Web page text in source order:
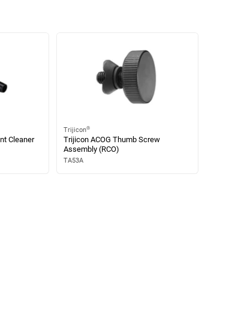
Cleaner
Trijicon®
Trijicon ACOG Thumb Screw
Assembly (RCO)
TA53A